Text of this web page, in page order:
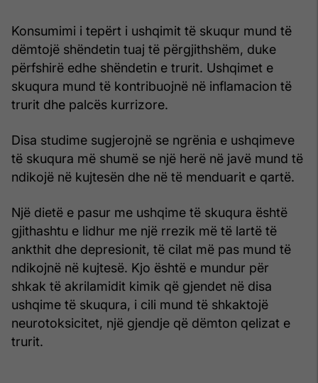
Konsumimi i tepërt i ushqimit të skuqur mund të
dëmtojë shëndetin tuaj të përgjithshëm, duke
përfshirë edhe shëndetin e trurit. Ushqimet e
skuqura mund të kontribuojnë në inflamacion të
trurit dhe palcës kurrizore.
Disa studime sugjerojnë se ngrënia e ushqimeve
të skuqura më shumë se një herë në javë mund të
ndikojë në kujtesën dhe në të menduarit e qartë.
Një dietë e pasur me ushqime të skuqura është
gjithashtu e lidhur me një rrezik më të lartë të
ankthit dhe depresionit, të cilat më pas mund të
ndikojnë në kujtesë. Kjo është e mundur për
shkak të akrilamidit kimik që gjendet në disa
ushqime të skuqura, i cili mund të shkaktojë
neurotoksicitet, një gjendje që dëmton qelizat e
trurit.